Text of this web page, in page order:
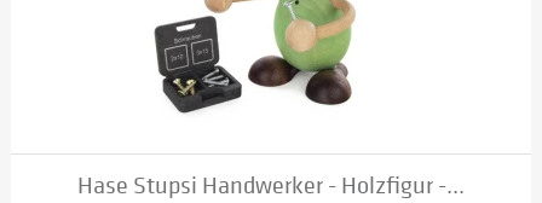
Hase Stupsi Handwerker - Holzfigur -...